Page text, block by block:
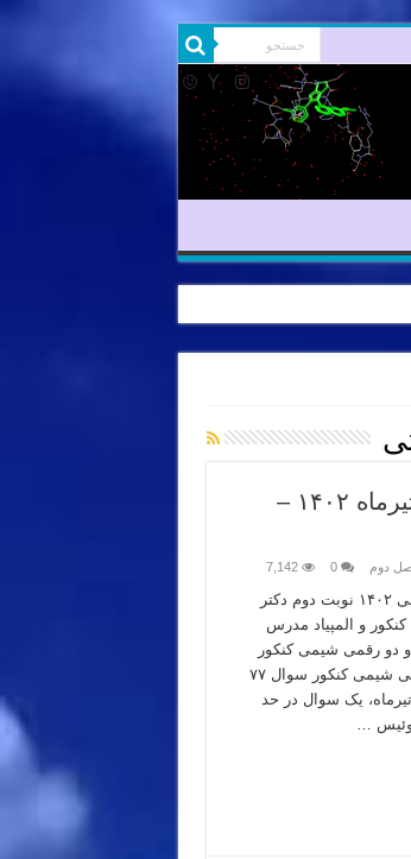
شیمی کنکور دکتر نباتی – تحلیل سوال ۷۷ کنکور تجربی تیرماه ۱۴۰۲ –
دوم 0
7,142
تحلیل سوال ۷۷ کنکور تجربی ۱۴۰۲ نوبت دوم دکتر
و المپیاد مدرس
دو رقمی شیمی کنکور
استاد نباتی تدریس خصوصی شیمی کنکور سوال ۷۷
شیمی کنکور تجربی ۱۴۰۲ تیرماه، یک سوال در حد
…